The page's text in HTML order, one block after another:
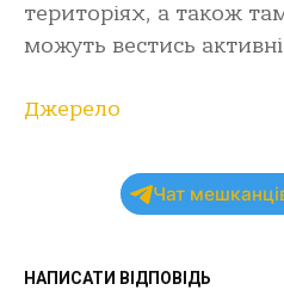
територіях, а також
можуть вестись активні
Джерело
Чат
НАПИСАТИ ВІДПОВІДЬ